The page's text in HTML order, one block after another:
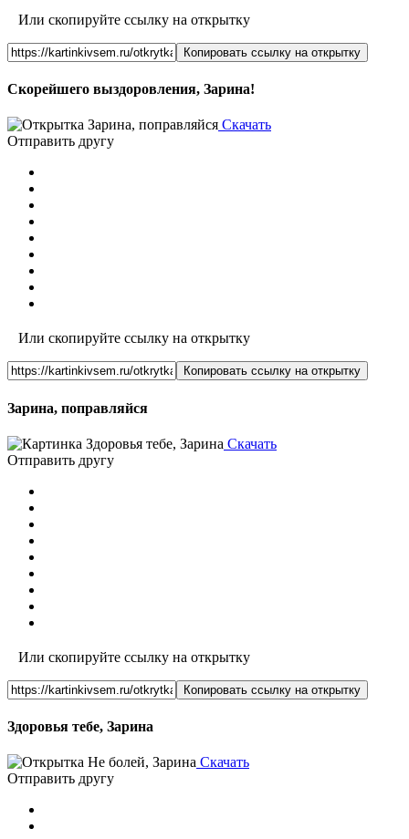
Или скопируйте ссылку на открытку
Копировать ссылку на открытку
Скорейшего выздоровления, Зарина!
Скачать
Отправить другу
Или скопируйте ссылку на открытку
Копировать ссылку на открытку
Зарина, поправляйся
Скачать
Отправить другу
Или скопируйте ссылку на открытку
Копировать ссылку на открытку
Здоровья тебе, Зарина
Скачать
Отправить другу